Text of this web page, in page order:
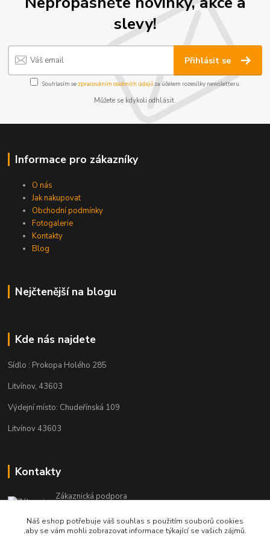
slevy!
Přihlásit se
Souhlasím se zpracováním osobních údajůza účelem rozesílky newsletteru.
Můžete se kdykoli odhlásit.
Informace pro zákazníky
O nás
Jak nakupovat
Obchodní podmínky
Fotogalerie
Kontakty
Blog
Nejčtenější na blogu
Kde nás najdete
Sídlo : Prokopa Holého 285
Litvínov, 43603
Výdejní místo: Chudeřínská 109
Litvínov 43603
Kontakty
Zákaznická podpora
(Po-Pá, 8-16 hod.)
Náš eshop potřebuje váš souhlas s použitím souborů cookies
,aby se vám mohli zobrazovat informace týkající se vašich zájmů.